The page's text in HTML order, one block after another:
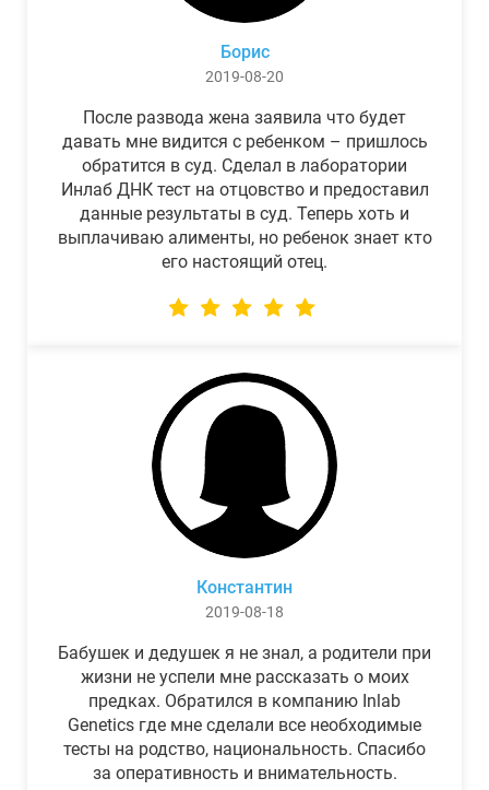
Борис
2019-08-20
После развода жена заявила что будет
давать мне видится с ребенком – пришлось
обратится в суд. Сделал в лаборатории
Инлаб ДНК тест на отцовство и предоставил
данные результаты в суд. Теперь хоть и
выплачиваю алименты, но ребенок знает кто
его настоящий отец.
Константин
2019-08-18
Бабушек и дедушек я не знал, а родители при
жизни не успели мне рассказать о моих
предках. Обратился в компанию Inlab
Genetics где мне сделали все необходимые
тесты на родство, национальность. Спасибо
за оперативность и внимательность.